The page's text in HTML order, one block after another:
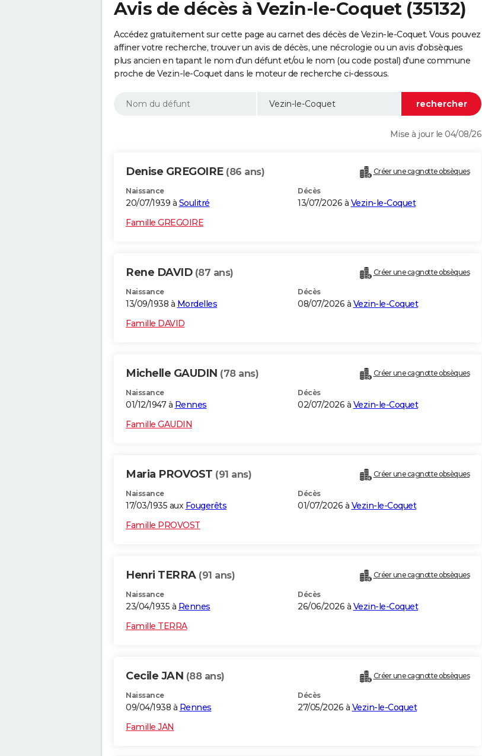
Avis de décès à Vezin-le-Coquet (35132)
Accédez gratuitement sur cette page au carnet des décès de Vezin-le-Coquet. Vous pouvez
affiner votre recherche, trouver un avis de décès, une nécrologie ou un avis d'obsèques
plus ancien en tapant le nom d'un défunt et/ou le nom (ou code postal) d'une commune
proche de Vezin-le-Coquet dans le moteur de recherche ci-dessous.
Mise à jour le 04/08/26
Denise GREGOIRE (86 ans) Créer une cagnotte obsèques
Naissance
20/07/1939 à Soulitré
Décès
13/07/2026 à Vezin-le-Coquet
Famille GREGOIRE
Rene DAVID (87 ans) Créer une cagnotte obsèques
Naissance
13/09/1938 à Mordelles
Décès
08/07/2026 à Vezin-le-Coquet
Famille DAVID
Michelle GAUDIN (78 ans) Créer une cagnotte obsèques
Naissance
01/12/1947 à Rennes
Décès
02/07/2026 à Vezin-le-Coquet
Famille GAUDIN
Maria PROVOST (91 ans) Créer une cagnotte obsèques
Naissance
17/03/1935 aux Fougerêts
Décès
01/07/2026 à Vezin-le-Coquet
Famille PROVOST
Henri TERRA (91 ans) Créer une cagnotte obsèques
Naissance
23/04/1935 à Rennes
Décès
26/06/2026 à Vezin-le-Coquet
Famille TERRA
Cecile JAN (88 ans) Créer une cagnotte obsèques
Naissance
09/04/1938 à Rennes
Décès
27/05/2026 à Vezin-le-Coquet
Famille JAN